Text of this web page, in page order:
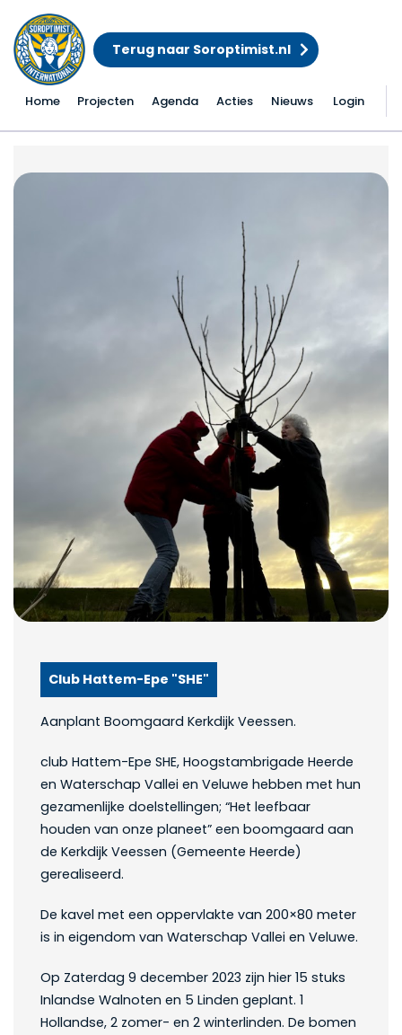
Terug naar Soroptimist.nl
Home Projecten Agenda Acties Nieuws Login
Boomgaard aanplant
Club Hattem-Epe "SHE"
Aanplant Boomgaard Kerkdijk Veessen.
club Hattem-Epe SHE, Hoogstambrigade Heerde
en Waterschap Vallei en Veluwe hebben met hun
gezamenlijke doelstellingen; “Het leefbaar
houden van onze planeet” een boomgaard aan
de Kerkdijk Veessen (Gemeente Heerde)
gerealiseerd.
De kavel met een oppervlakte van 200×80 meter
is in eigendom van Waterschap Vallei en Veluwe.
Op Zaterdag 9 december 2023 zijn hier 15 stuks
Inlandse Walnoten en 5 Linden geplant. 1
Hollandse, 2 zomer- en 2 winterlinden. De bomen